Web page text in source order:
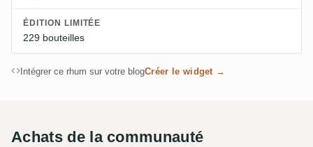
ÉDITION LIMITÉE
229 bouteilles
Intégrer ce rhum sur votre blogCréer le widget →
Achats de la communauté